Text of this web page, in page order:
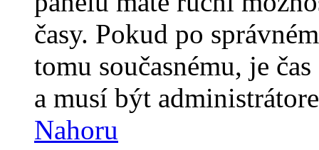
časy. Pokud po
tomu současnému, je
a musí být
Nahoru